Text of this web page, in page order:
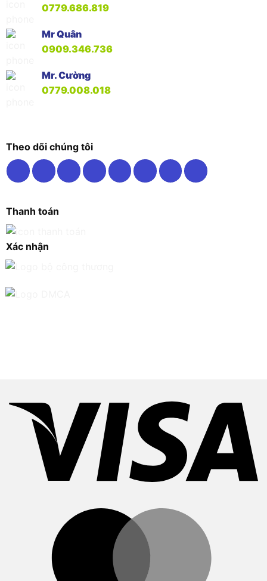
0779.686.819
Mr Quân
0909.346.736
Mr. Cường
0779.008.018
Theo dõi chúng tôi
Thanh toán
Xác nhận